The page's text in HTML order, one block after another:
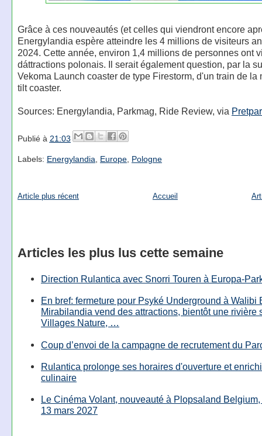
Grâce à ces nouveautés (et celles qui viendront encore
Energylandia espère atteindre les 4 millions de visiteurs
2024. Cette année, environ 1,4 millions de personnes ont
dáttractions polonais. Il serait également question, par la
Vekoma Launch coaster de type Firestorm, d'un train de la
tilt coaster.
Sources: Energylandia, Parkmag, Ride Review, via
Publié à 21:03
Labels: Energylandia Europe, Pologne
Article plus récent Accueil
Articles les plus lus cette semaine
Direction Rulantica avec Snorri Touren à Europa-
En bref: fermeture pour Psyké Underground à Walibi
Mirabilandia vend des attractions, bientôt une rivière
Villages Nature, …
Coup d’envoi de la campagne de recrutement du
Rulantica prolonge ses horaires d'ouverture et
culinaire
Le Cinéma Volant, nouveauté à Plopsaland
13 mars 2027